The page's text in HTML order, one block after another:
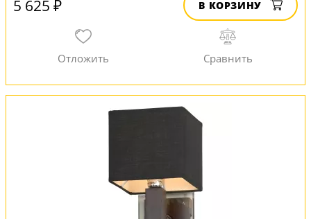
5 625 ₽ В КОРЗИНУ